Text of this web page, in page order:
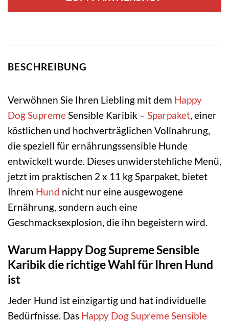
122,98 €68,89 €.
BESCHREIBUNG
Verwöhnen Sie Ihren Liebling mit dem Happy
Dog Supreme Sensible Karibik – Sparpaket , einer
köstlichen und hochverträglichen Vollnahrung,
die speziell für ernährungssensible Hunde
entwickelt wurde. Dieses unwiderstehliche Menü,
jetzt im praktischen 2 x 11 kg Sparpaket, bietet
Ihrem Hund nicht nur eine ausgewogene
Ernährung, sondern auch eine
Geschmacksexplosion, die ihn begeistern wird.
Warum Happy Dog Supreme Sensible
Karibik die richtige Wahl für Ihren Hund
ist
Jeder Hund ist einzigartig und hat individuelle
Bedürfnisse. Das Happy DogSupreme Sensible